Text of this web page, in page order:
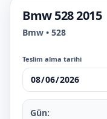
Bmw 528 2015
Bmw • 528
Teslim alma tarihi
Gün: